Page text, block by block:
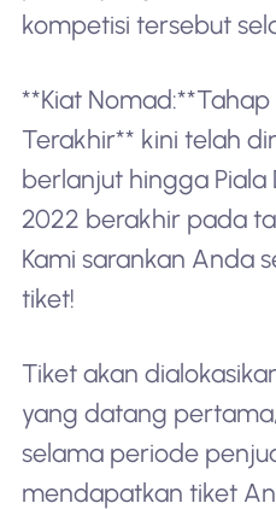
kompetisi tersebut
**Kiat
Terakhir** kini telah
berlanjut hingga Piala
2022 berakhir pada
Kami sarankan Anda
tiket!
Tiket akan
yang datang
selama periode
mendapatkan tiket